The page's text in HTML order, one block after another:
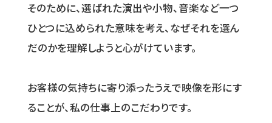
そのために、選ばれた演出や小物、音楽など一つ
ひとつに込められた意味を考え、なぜそれを選ん
だのかを理解しようと心がけています。
お客様の気持ちに寄り添ったうえで映像を形にす
ることが、私の仕事上のこだわりです。